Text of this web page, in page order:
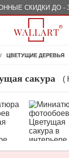
СКИДКИ ДО -
ЦВЕТУЩИЕ ДЕРЕВЬЯ
сакура (